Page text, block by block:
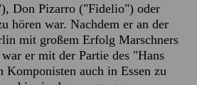
Don Pizarro ("Fidelio") oder
hören war. Nachdem er an der
mit großem Erfolg Marschners
er mit der Partie des "Hans
Komponisten auch in Essen zu